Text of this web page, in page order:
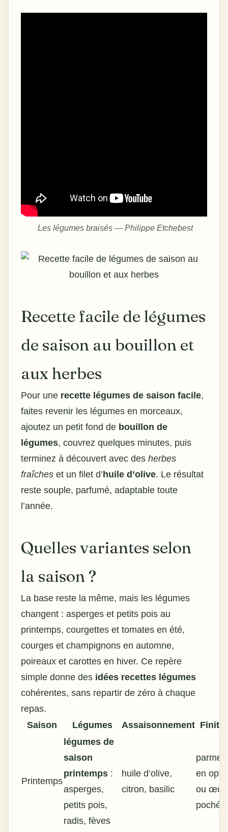
‍ Les légumes braisés — Philippe Etchebest
Recette facile de légumes
de saison au bouillon et
aux herbes
Pour une recette légumes de saison facile,
faites revenir les légumes en morceaux,
ajoutez un petit fond de bouillon de
légumes, couvrez quelques minutes, puis
terminez à découvert avec des herbes
fraîches et un filet d’huile d’olive. Le résultat
reste souple, parfumé, adaptable toute
l’année.
Quelles variantes selon
la saison ?
La base reste la même, mais les légumes
changent : asperges et petits pois au
printemps, courgettes et tomates en été,
courges et champignons en automne,
poireaux et carottes en hiver. Ce repère
simple donne des idées recettes légumes
cohérentes, sans repartir de zéro à chaque
repas.
Saison
Légumes Assaisonnement
Printemps
légumes de
saison
printemps :
asperges,
petits pois,
radis, fèves
huile d’olive,
citron, basilic
en
ou œuf
poché